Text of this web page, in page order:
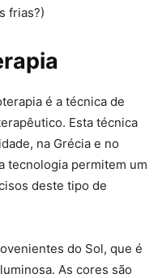
frias?)
é a técnica de
Esta técnica
na Grécia e no
tecnologia permitem um
deste tipo de
do Sol, que é
As cores são